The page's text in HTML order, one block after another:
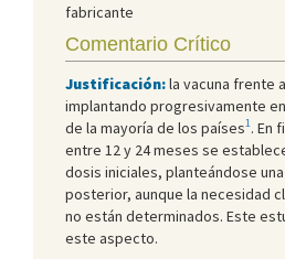
fabricante
Comentario Crítico
Justificación:la vacuna frente
implantando progresivamente
de la mayoría de los países1. En
entre 12 y 24 meses se
dosis iniciales, planteándose
posterior, aunque la necesidad
no están determinados. Este
este aspecto.